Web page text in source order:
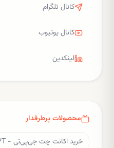
کانال تلگرام
کانال یوتیوب
لینکدین
محصولات پرطرفدار
خرید اکانت چت جی‌پی‌تی - Chat GPT